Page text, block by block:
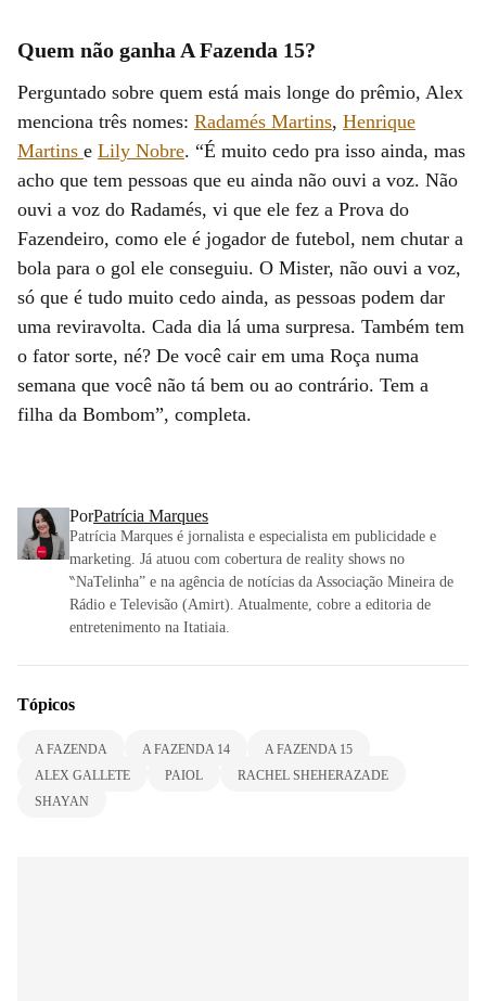
Quem não ganha A Fazenda 15?
Perguntado sobre quem está mais longe do prêmio, Alex
menciona três nomes: Radamés Martins, Henrique
Martins e Lily Nobre. “É muito cedo pra isso ainda, mas
acho que tem pessoas que eu ainda não ouvi a voz. Não
ouvi a voz do Radamés, vi que ele fez a Prova do
Fazendeiro, como ele é jogador de futebol, nem chutar a
bola para o gol ele conseguiu. O Mister, não ouvi a voz,
só que é tudo muito cedo ainda, as pessoas podem dar
uma reviravolta. Cada dia lá uma surpresa. Também tem
o fator sorte, né? De você cair em uma Roça numa
semana que você não tá bem ou ao contrário. Tem a
filha da Bombom”, completa.
PorPatrícia Marques
Patrícia Marques é jornalista e especialista em publicidade e
marketing. Já atuou com cobertura de reality shows no
‶NaTelinha” e na agência de notícias da Associação Mineira de
Rádio e Televisão (Amirt). Atualmente, cobre a editoria de
entretenimento na Itatiaia.
Tópicos
A FAZENDA A FAZENDA 14
A FAZENDA 15
ALEX GALLETE
PAIOL
RACHEL SHEHERAZADE
SHAYAN